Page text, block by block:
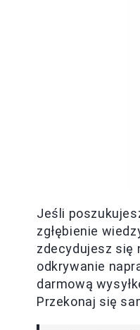
Jeśli
zgłębienie
zdecydujesz się
odkrywanie
darmową
Przekonaj się